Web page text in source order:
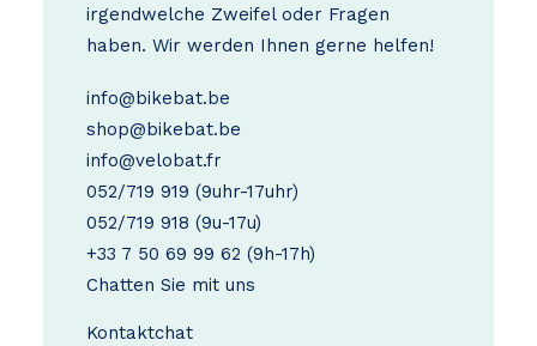
irgendwelche Zweifel oder Fragen
haben. Wir werden Ihnen gerne helfen!
info@bikebat.be
shop@bikebat.be
info@velobat.fr
052/719 919 (9uhr-17uhr)
052/719 918 (9u-17u)
+33 7 50 69 99 62 (9h-17h)
Chatten Sie mit uns
Kontaktchat